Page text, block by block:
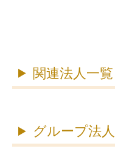
関連法人一覧
グループ法人